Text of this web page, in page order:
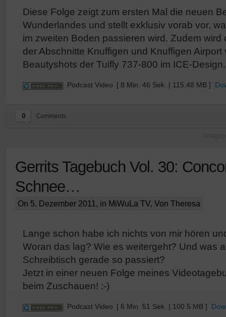
Diese Folge zeigt zum ersten Mal die neuen
Wunderlandes und stellt exklusiv vorab vor,
im zweiten Boden passieren wird. Zudem
der Abschnitte Knuffigen und Knuffigen Airport
Beautyshots der Tuifly 737-800 im ICE-Design.
Podcast Video [ 8 Min. 46 Sek. | 115.48 MB ]
0 Comments
Gerrits Tagebuch Vol. 30:
Schnee…
On 5. Dezember 2011, in MiWuLa TV, Von Theresa
Lange schon habe ich nichts von mir hören
Woran das lag? Wie es weitergeht? Und was
Schreibtisch gerade so passiert?
Jetzt in einer neuen Folge meines
beim Zuschauen! :-)
Podcast Video [ 6 Min. 51 Sek. | 100.5 MB ]